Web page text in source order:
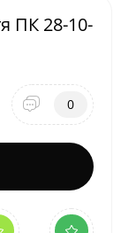
ПК 28-10-
0